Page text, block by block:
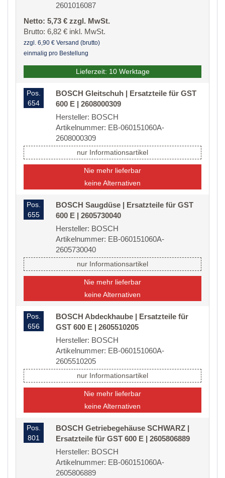
2601016087
Netto: 5,73 € zzgl. MwSt.
Brutto: 6,82 € inkl. MwSt.
zzgl. 6,90 € Versand (brutto)
einmalig pro Bestellung
Lieferzeit: 10 Werktage
Pos.
654
BOSCH Gleitschuh | Ersatzteile für GST
600 E | 2608000309
Hersteller: BOSCH
Artikelnummer: EB-060151060A-
2608000309
nur Informationsartikel
Nie mehr lieferbar
keine Alternativen
Pos.
655
BOSCH Saugdüse | Ersatzteile für GST
600 E | 2605730040
Hersteller: BOSCH
Artikelnummer: EB-060151060A-
2605730040
nur Informationsartikel
Nie mehr lieferbar
keine Alternativen
Pos.
656
BOSCH Abdeckhaube | Ersatzteile für
GST 600 E | 2605510205
Hersteller: BOSCH
Artikelnummer: EB-060151060A-
2605510205
nur Informationsartikel
Nie mehr lieferbar
keine Alternativen
Pos.
801
BOSCH Getriebegehäuse SCHWARZ |
Ersatzteile für GST 600 E | 2605806889
Hersteller: BOSCH
Artikelnummer: EB-060151060A-
2605806889